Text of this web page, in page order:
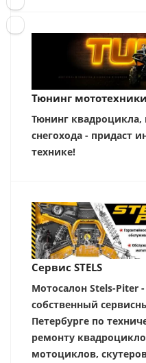
Тюнинг мототехники
Тюнинг
снегохода - придаст
технике!
Сервис STELS
Мотосалон Stels-
собственный
Петербурге по
ремонту
мотоциклов,